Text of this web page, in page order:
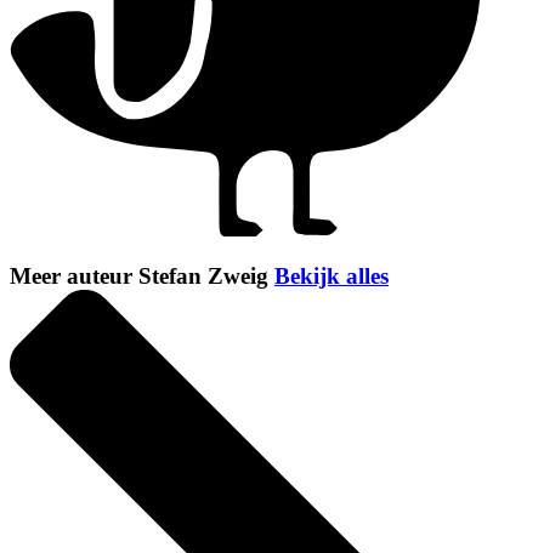
Meer auteur Stefan Zweig Bekijk alles